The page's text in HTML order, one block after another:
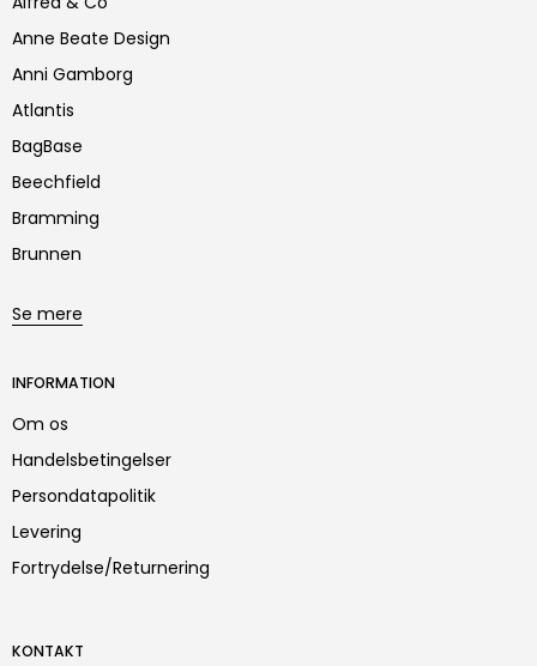
Anne Beate Design
Anni Gamborg
Atlantis
BagBase
Beechfield
Bramming
Brunnen
Se mere
INFORMATION
Om os
Handelsbetingelser
Persondatapolitik
Levering
Fortrydelse/Returnering
KONTAKT